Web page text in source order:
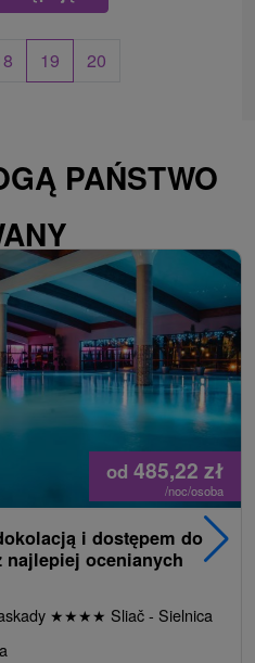
19 20
PAŃSTWO
od 485,22 zł
/noc/osoba
i dostępem do
najlepiej ocenianych
★★★★ Sliač - Sielnica